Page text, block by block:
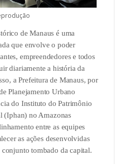
de Manaus é uma
que envolve o poder
empreendedores e todos
diariamente a história da
a Prefeitura de Manaus, por
Planejamento Urbano
do Instituto do Patrimônio
(Iphan) no Amazonas
entre as equipes
as ações desenvolvidas
conjunto tombado da capital.